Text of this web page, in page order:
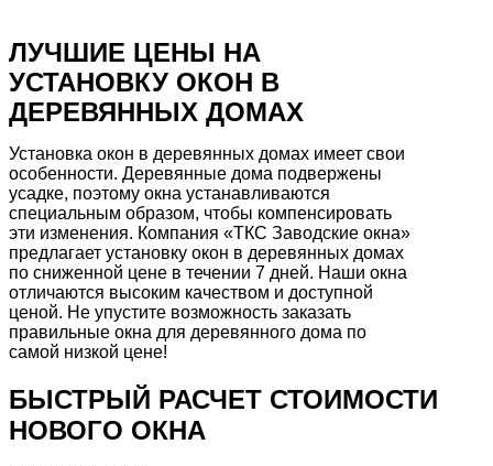
ЛУЧШИЕ ЦЕНЫ НА
УСТАНОВКУ ОКОН В
ДЕРЕВЯННЫХ ДОМАХ
Установка окон в деревянных домах имеет свои
особенности. Деревянные дома подвержены
усадке, поэтому окна устанавливаются
специальным образом, чтобы компенсировать
эти изменения. Компания «ТКС Заводские окна»
предлагает установку окон в деревянных домах
по сниженной цене в течении 7 дней. Наши окна
отличаются высоким качеством и доступной
ценой. Не упустите возможность заказать
правильные окна для деревянного дома по
самой низкой цене!
БЫСТРЫЙ РАСЧЕТ СТОИМОСТИ
НОВОГО ОКНА